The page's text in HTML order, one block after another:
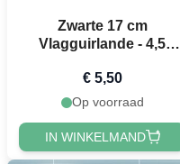
Zwarte 17 cm
Vlagguirlande - 4,5
€ 5,50
Op voorraad
IN WINKELMAND